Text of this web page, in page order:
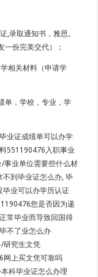
,录取通知书，雅思。
一份完美交代）；
相关材料（申请学
单，学校，专业，学
业证成绩单可以办学
551190476入职事业
事业单位需要些什么材
到毕业证怎么办, 毕
毕业可以办学历认证
您是否因为递
常毕业而导致回国得
不了业怎么办
研究生文凭
网上买文凭可靠吗
科毕业证怎么办理